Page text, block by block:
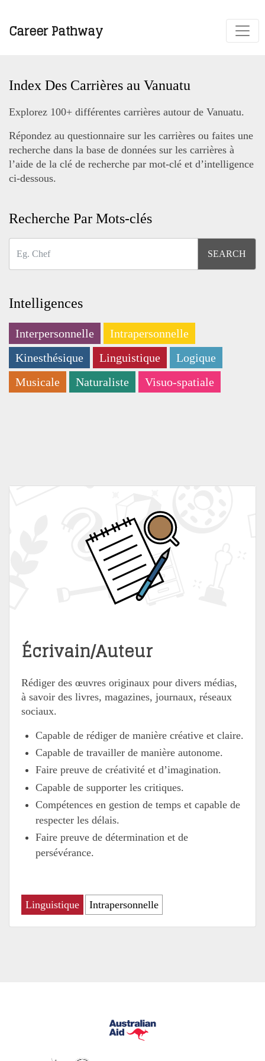
Career Pathway
Index Des Carrières au Vanuatu
Explorez 100+ différentes carrières autour de Vanuatu.
Répondez au questionnaire sur les carrières ou faites une
recherche dans la base de données sur les carrières à
l’aide de la clé de recherche par mot-clé et d’intelligence
ci-dessous.
Recherche Par Mots-clés
Intelligences
Interpersonnelle
Intrapersonnelle
Kinesthésique
Linguistique
Logique
Musicale
Naturaliste Visuo-spatiale
Écrivain/Auteur
Rédiger des œuvres originaux pour divers médias,
à savoir des livres, magazines, journaux, réseaux
sociaux.
Capable de rédiger de manière créative et claire.
Capable de travailler de manière autonome.
Faire preuve de créativité et d’imagination.
Capable de supporter les critiques.
Compétences en gestion de temps et capable de
respecter les délais.
Faire preuve de détermination et de
persévérance.
Linguistique Intrapersonnelle